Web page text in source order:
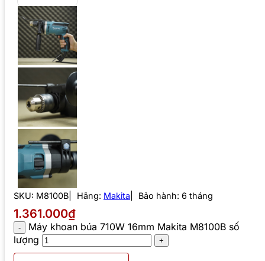
SKU: M8100B Hãng: Makita Bảo hành: 6 tháng
1.361.000₫
Máy khoan búa 710W 16mm Makita M8100B số
lượng